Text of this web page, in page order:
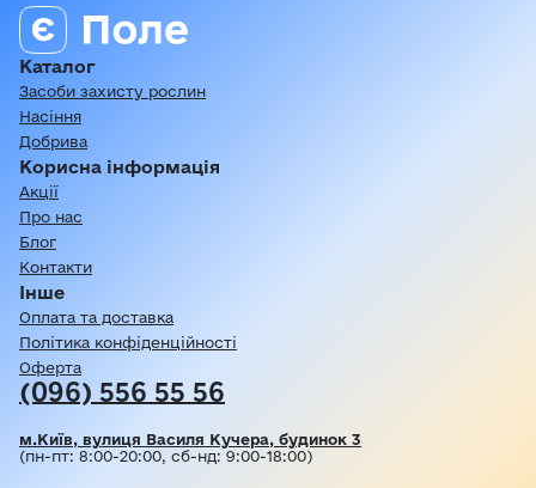
Каталог
Засоби захисту рослин
Насіння
Добрива
Корисна інформація
Акції
Про нас
Блог
Контакти
Інше
Оплата та доставка
Політика конфіденційності
Оферта
(096) 556 55 56
м.Київ, вулиця Василя Кучера, будинок 3
(пн-пт: 8:00-20:00, сб-нд: 9:00-18:00)